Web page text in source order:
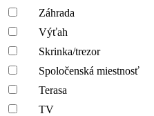
Záhrada
Výťah
Skrinka/trezor
Spoločenská miestnosť
Terasa
TV